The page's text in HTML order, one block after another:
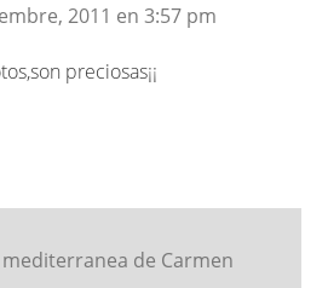
2011 en 3:57 pm
preciosas¡¡
de Carmen